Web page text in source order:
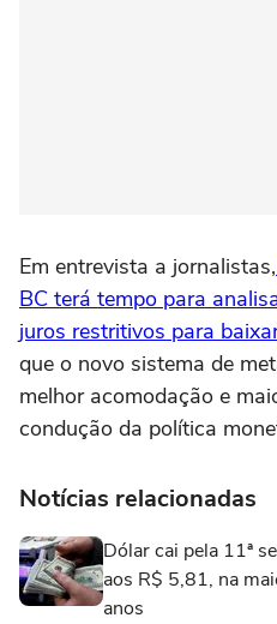
Em entrevista a jornalistas,
BC terá tempo para
juros restritivos para
que o novo sistema de
melhor acomodação e
condução da política
Notícias relacionadas
Dólar cai pela 11ª
aos R$ 5,81, na
anos